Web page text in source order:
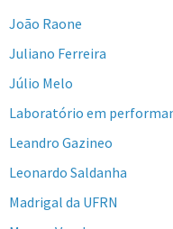
João Raone
Juliano Ferreira
Júlio Melo
Laboratório em
Leandro Gazineo
Leonardo Saldanha
Madrigal da UFRN